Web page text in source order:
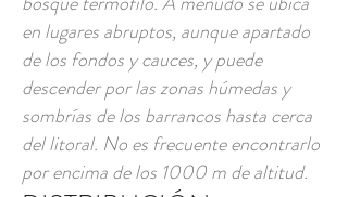
en lugares abruptos, aunque apartado
de los fondos y cauces, y puede
descender por las zonas húmedas y
sombrías de los barrancos hasta cerca
del litoral. No es frecuente encontrarlo
por encima de los 1000 m de altitud.